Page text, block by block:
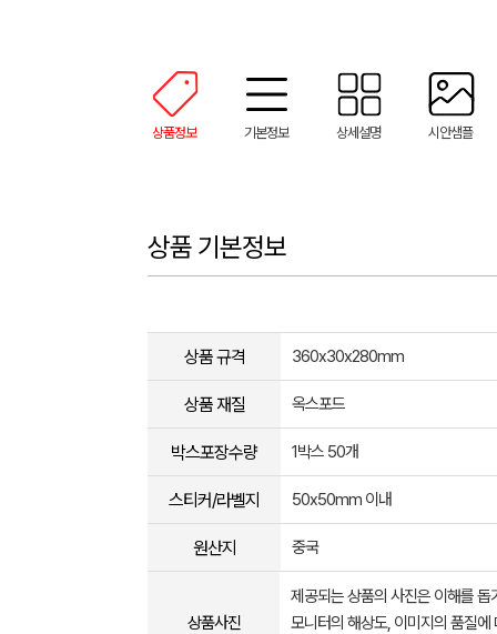
상품정보 기본정보 상세설명 시안샘플
상품 기본정보
상품 규격 360x30x280mm
상품 재질 옥스포드
박스포장수량 1박스 50개
스티커/라벨지 50x50mm 이내
원산지 중국
상품사진
제공되는 상품의 사진은 이해를
모니터의 해상도, 이미지의 품질